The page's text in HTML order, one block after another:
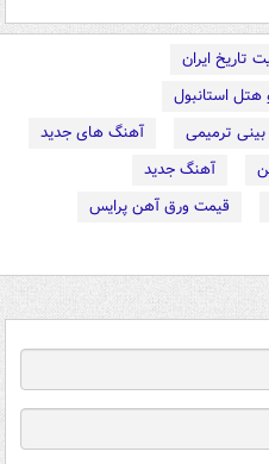
تاریخ ایران
هتل استانبول
ترمیمی
آهنگ های جدید
آهنگ جدید
قیمت ورق آهن پرایس